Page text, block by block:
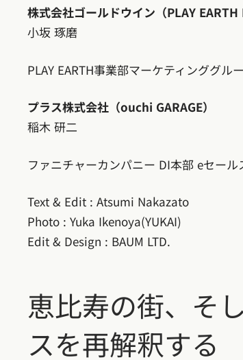
株式会社ゴールドウイン（PLAY EARTH
小坂 琢磨
PLAY EARTH事業部マーケティンググル
プラス株式会社（ouchi GARAGE）
稲木 研二
ファニチャーカンパニー DI本部 eセー
Text & Edit : Atsumi Nakazato
Photo : Yuka Ikenoya(YUKAI)
Edit & Design : BAUM LTD.
恵比寿の街、そ
スを再解釈する